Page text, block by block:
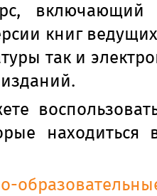
книг
так и
находиться